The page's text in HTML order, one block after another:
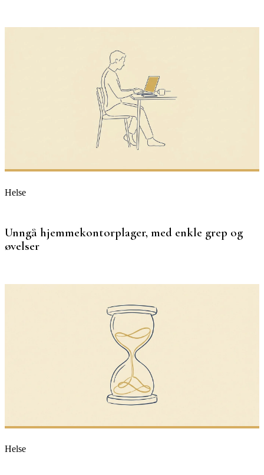
Helse
Unngå hjemmekontorplager, med enkle grep og
øvelser
Helse